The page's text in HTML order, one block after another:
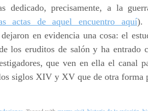
dedicado, precisamente, a la
actas de aquel encuentro aquí).
dejaron en evidencia una cosa: el
los eruditos de salón y ha entrado
que ven en ella el canal
siglos XIV y XV que de otra forma